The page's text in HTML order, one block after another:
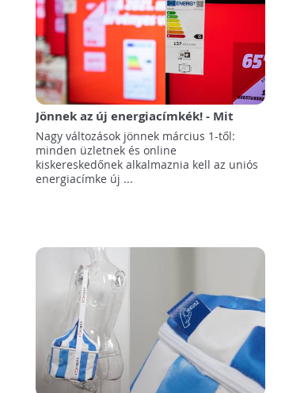
Jönnek az új energiacímkék! - Mit
jelent ez?
Nagy változások jönnek március 1-től:
minden üzletnek és online
kiskereskedőnek alkalmaznia kell az uniós
energiacímke új ...